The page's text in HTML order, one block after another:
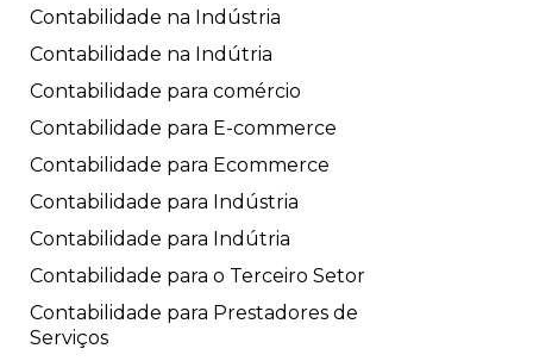
Contabilidade na Indústria
Contabilidade na Indútria
Contabilidade para comércio
Contabilidade para E-commerce
Contabilidade para Ecommerce
Contabilidade para Indústria
Contabilidade para Indútria
Contabilidade para o Terceiro Setor
Contabilidade para Prestadores de
Serviços